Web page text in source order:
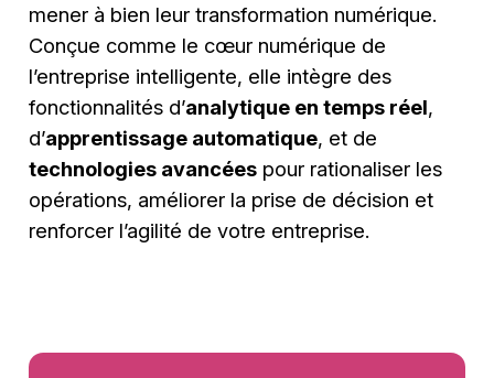
mener à bien leur transformation numérique.
Conçue comme le cœur numérique de
l’entreprise intelligente, elle intègre des
fonctionnalités d’analytique en temps réel,
d’apprentissage automatique, et de
technologies avancées pour rationaliser les
opérations, améliorer la prise de décision et
renforcer l’agilité de votre entreprise.